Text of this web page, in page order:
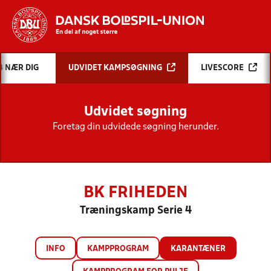
Hvad vil du søge efter?
INDHOLD OG NYHEDER
STILLINGER, RESULTATER, KLUBBER OG
HOLD
NÆR DIG UDVIDET KAMPSØGNING LIVESCORE
Udvidet søgning
Foretag din udvidede søgning herunder.
BK FRIHEDEN
Træningskamp Serie 4
INFO KAMPPROGRAM KARANTÆNER